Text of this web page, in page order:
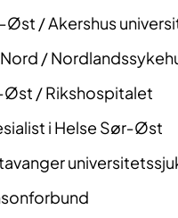
/ Akershus
Nord /
/ Rikshospitalet
i Helse Sør‑Øst